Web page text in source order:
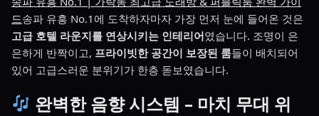
드송파 유흥 No.1에 도착하자마자 가장 먼저 눈에 들어온 것은
고급 호텔 라운지를 연상시키는 인테리어였습니다. 조명이 은
은하게 반짝이고, 프라이빗한 공간이 보장된 룸들이 배치되어
있어 고급스러운 분위기가 한층 돋보였습니다.
완벽한 음향 시스템 – 마치 무대 위